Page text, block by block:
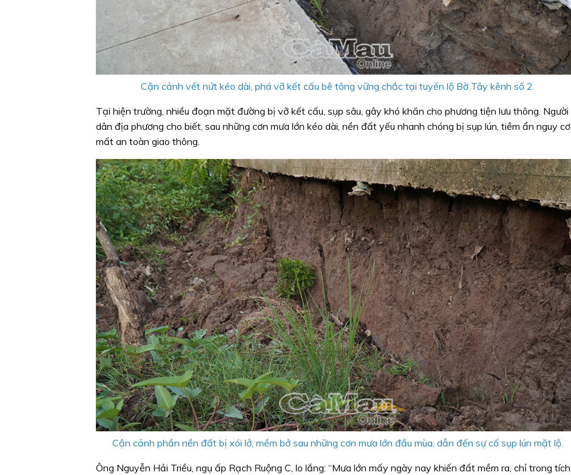
Cận cảnh vết nứt kéo dài, phá vỡ kết cấu bê tông vững chắc tại tuyến lộ Bờ Tây kênh số 2.
Tại hiện trường, nhiều đoạn mặt đường bị vỡ kết cấu, sụp sâu, gây khó khăn cho phương tiện lưu thông. Người
dân địa phương cho biết, sau những cơn mưa lớn kéo dài, nền đất yếu nhanh chóng bị sụp lún, tiềm ẩn nguy cơ
mất an toàn giao thông.
Cận cảnh phần nền đất bị xói lở, mềm bở sau những cơn mưa lớn đầu mùa, dẫn đến sự cố sụp lún mặt lộ.
Ông Nguyễn Hải Triều, ngụ ấp Rạch Ruộng C, lo lắng: “Mưa lớn mấy ngày nay khiến đất mềm ra, chỉ trong tích